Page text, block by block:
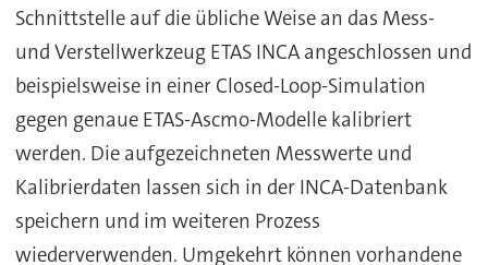
Schnittstelle auf die übliche Weise an das Mess-
und Verstellwerkzeug ETAS INCA angeschlossen und
beispielsweise in einer Closed-Loop-Simulation
gegen genaue ETAS-Ascmo-Modelle kalibriert
werden. Die aufgezeichneten Messwerte und
Kalibrierdaten lassen sich in der INCA-Datenbank
speichern und im weiteren Prozess
wiederverwenden. Umgekehrt können vorhandene